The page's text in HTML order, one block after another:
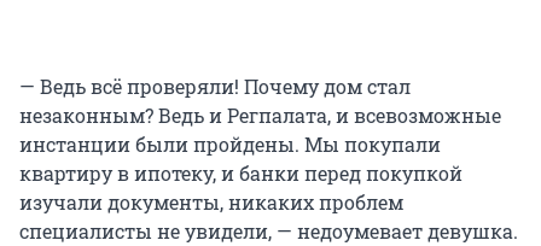
— Ведь всё проверяли! Почему дом стал
незаконным? Ведь и Регпалата, и всевозможные
инстанции были пройдены. Мы покупали
квартиру в ипотеку, и банки перед покупкой
изучали документы, никаких проблем
специалисты не увидели, — недоумевает девушка.